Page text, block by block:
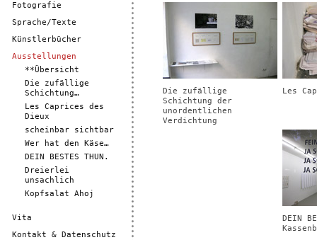
Fotografie
Sprache/Texte
Künstlerbücher
Ausstellungen
**Übersicht
Die zufällige
Schichtung…
Les Caprices des
Dieux
scheinbar sichtbar
Wer hat den Käse…
DEIN BESTES THUN.
Dreierlei
unsachlich
Kopfsalat Ahoj
Vita
Kontakt & Datenschutz
Die zufällige
Schichtung der
unordentlichen
Verdichtung
Les
DEIN